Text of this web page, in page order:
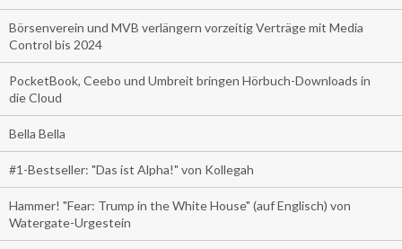
Börsenverein und MVB verlängern vorzeitig Verträge mit Media
Control bis 2024
PocketBook, Ceebo und Umbreit bringen Hörbuch-Downloads in
die Cloud
Bella Bella
#1-Bestseller: "Das ist Alpha!" von Kollegah
Hammer! "Fear: Trump in the White House" (auf Englisch) von
Watergate-Urgestein